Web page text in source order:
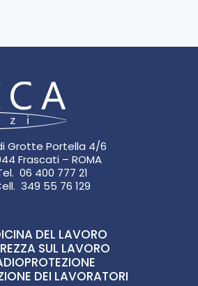
Grotte Portella 4/6
Frascati – ROMA
06 400 777 21
349 55 76 129
DEL LAVORO
SUL LAVORO
DEI LAVORATORI